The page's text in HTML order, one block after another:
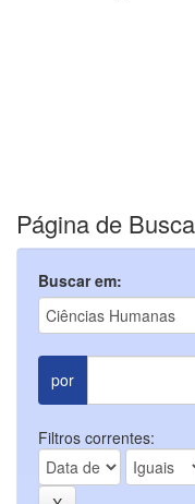
Página de Busca
Buscar em:
por
Filtros correntes: